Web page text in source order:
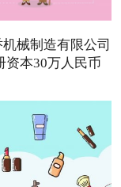
械制造有限公司
资本30万人民币